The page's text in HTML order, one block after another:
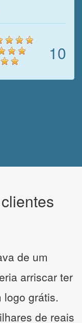
10
de um
arriscar ter
logo grátis.
de reais